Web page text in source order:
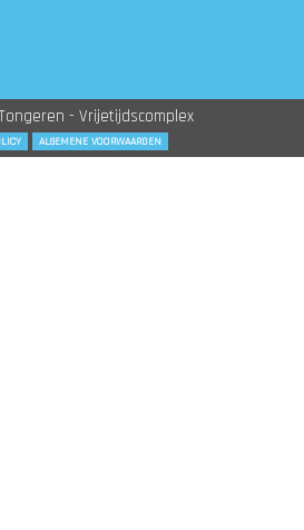
- Vrijetijdscomplex
ALGEMENE VOORWAARDEN